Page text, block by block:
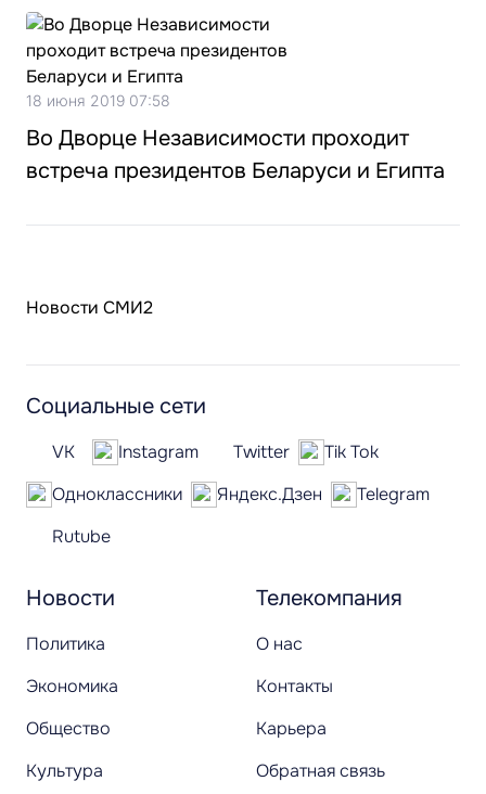
18 июня 2019 07:58
Во Дворце Независимости проходит
встреча президентов Беларуси и Египта
Новости СМИ2
Новости
Политика
Экономика
Общество
Культура
Телекомпания
О нас
Контакты
Карьера
Обратная связь
Социальные сети
VK Instagram Twitter
Tik Tok
Одноклассники
Яндекс.Дзен
Telegram
Rutube